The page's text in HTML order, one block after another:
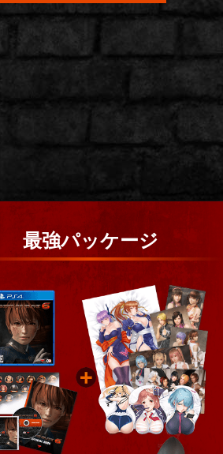
最強パッケージ